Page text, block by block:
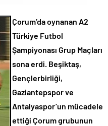
Çorum’da oynanan A2
Türkiye Futbol
Şampiyonası Grup Maçları
sona erdi. Beşiktaş,
Gençlerbirliği,
Gaziantepspor ve
Antalyaspor’un mücadele
ettiği Çorum grubunun